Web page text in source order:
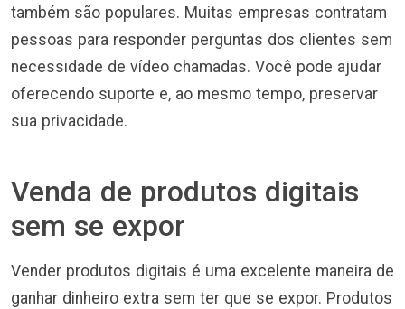
também são populares. Muitas empresas contratam
pessoas para responder perguntas dos clientes sem
necessidade de vídeo chamadas. Você pode ajudar
oferecendo suporte e, ao mesmo tempo, preservar
sua privacidade.
Venda de produtos digitais
sem se expor
Vender produtos digitais é uma excelente maneira de
ganhar dinheiro extra sem ter que se expor. Produtos